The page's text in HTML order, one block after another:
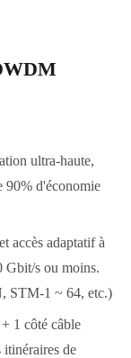
ultra-haute,
90% d'économie
accès adaptatif à
Gbit/s ou moins.
STM-1 ~ 64, etc.)
1 côté câble
itinéraires de